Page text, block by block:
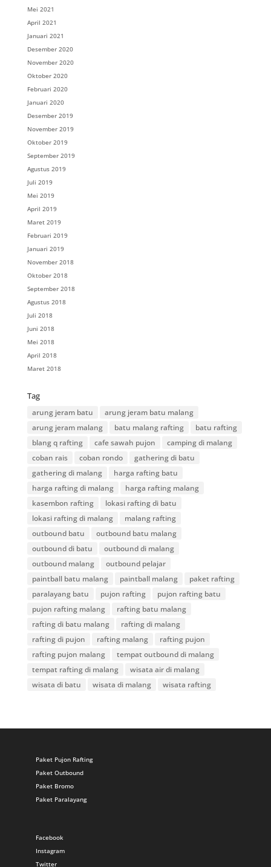
Mei 2021
April 2021
Januari 2021
Desember 2020
November 2020
Oktober 2020
Februari 2020
Januari 2020
Desember 2019
November 2019
Oktober 2019
September 2019
Agustus 2019
Juli 2019
Mei 2019
April 2019
Maret 2019
Februari 2019
Januari 2019
November 2018
Oktober 2018
September 2018
Agustus 2018
Juli 2018
Juni 2018
Mei 2018
April 2018
Maret 2018
Tag
arung jeram batu
arung jeram batu malang
arung jeram malang
batu malang rafting
batu rafting
blang q rafting
cafe sawah pujon
camping di malang
coban rais
coban rondo
gathering di batu
gathering di malang
harga rafting batu
harga rafting di malang
harga rafting malang
kasembon rafting
lokasi rafting di batu
lokasi rafting di malang
malang rafting
outbound batu
outbound batu malang
outbound di batu
outbound di malang
outbound malang
outbound pelajar
paintball batu malang
paintball malang
paket rafting
paralayang batu
pujon rafting
pujon rafting batu
pujon rafting malang
rafting batu malang
rafting di batu malang
rafting di malang
rafting di pujon
rafting malang
rafting pujon
rafting pujon malang
tempat outbound di malang
tempat rafting di malang
wisata air di malang
wisata di batu
wisata di malang wisata rafting
Paket Pujon Rafting
Paket Outbound
Paket Bromo
Paket Paralayang
Facebook
Instagram
Twitter